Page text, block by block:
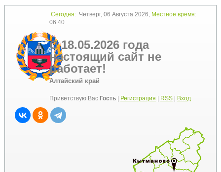
Сегодня:Четверг, 06 Августа 2026, Местное время:
06:40
С 18.05.2026 года
настоящий сайт не
работает!
Алтайский край
Приветствую Вас Гость| Регистрация RSS| Вход